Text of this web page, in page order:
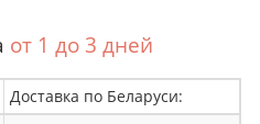
от 1 до 3 дней
Доставка по Беларуси: